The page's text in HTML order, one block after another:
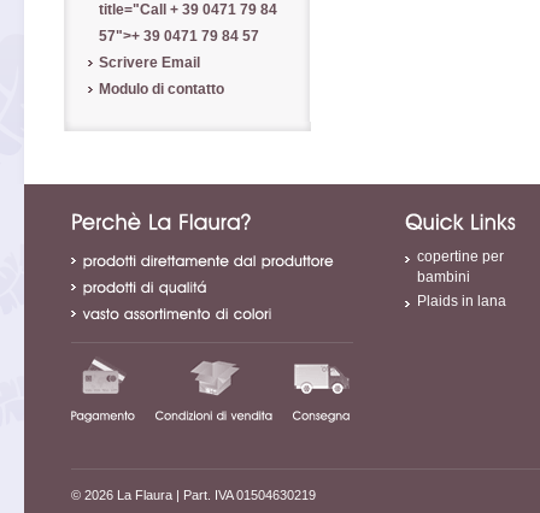
title="Call + 39 0471 79 84
57">+ 39 0471 79 84 57
Scrivere Email
Modulo di contatto
copertine per
bambini
Plaids in lana
© 2026 La Flaura| Part. IVA 01504630219